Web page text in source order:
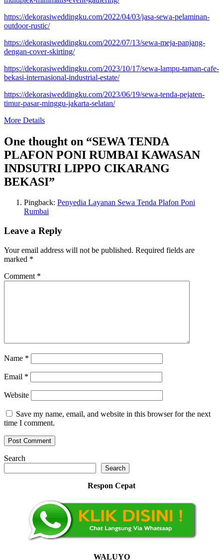
https://dekorasiweddingku.com/2022/04/03/jasa-sewa-pelaminan-
outdoor-rustic/
https://dekorasiweddingku.com/2022/07/13/sewa-meja-panjang-
dengan-cover-skirting/
https://dekorasiweddingku.com/2023/10/17/sewa-lampu-taman-cafe-
bekasi-internasional-industrial-estate/
https://dekorasiweddingku.com/2023/06/19/sewa-tenda-pejaten-
timur-pasar-minggu-jakarta-selatan/
More Details
One thought on “SEWA TENDA
PLAFON PONI RUMBAI KAWASAN
INDSUTRI LIPPO CIKARANG
BEKASI”
Pingback: Penyedia Layanan Sewa Tenda Plafon Poni
Rumbai
Leave a Reply
Your email address will not be published. Required fields are
marked *
Comment *
Name *
Email *
Website
Save my name, email, and website in this browser for the next
time I comment.
Search
Search
Respon Cepat
WALUYO